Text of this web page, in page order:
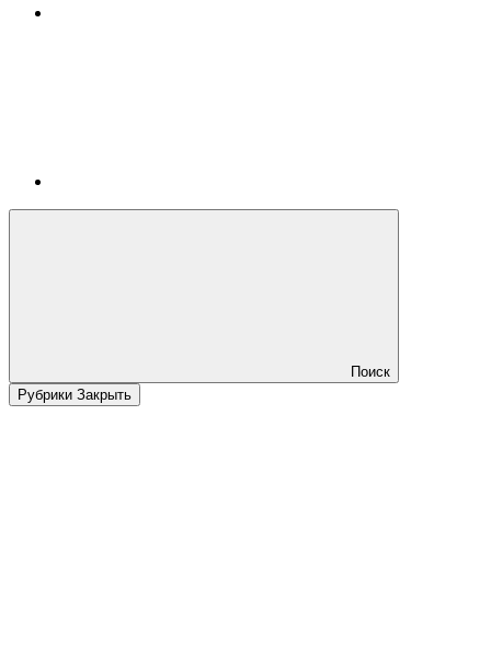
Поиск
Рубрики Закрыть